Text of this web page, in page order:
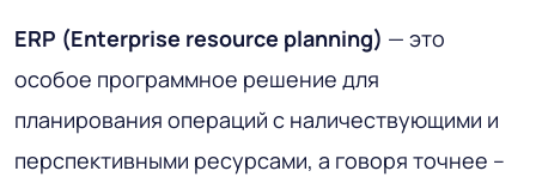
ERP (Enterprise resource planning) — это
особое программное решение для
планирования операций с наличествующими и
перспективными ресурсами, а говоря точнее –